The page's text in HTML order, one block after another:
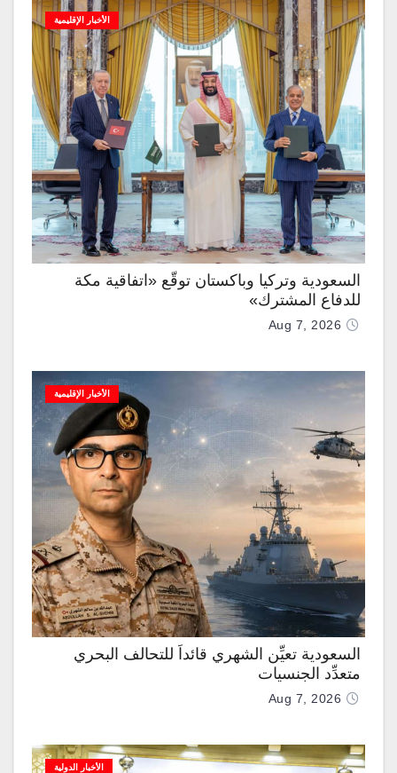
الأخبار الإقليمية
السعودية وتركيا وباكستان توقّع «اتفاقية مكة
للدفاع المشترك»
Aug 7, 2026
الأخبار الإقليمية
السعودية تعيِّن الشهري قائداً للتحالف البحري
متعدِّد الجنسيات
Aug 7, 2026
الأخبار الدولية